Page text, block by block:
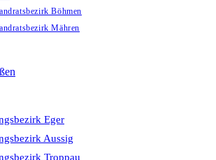
Böhmen
Mähren
Eger
Aussig
Troppau